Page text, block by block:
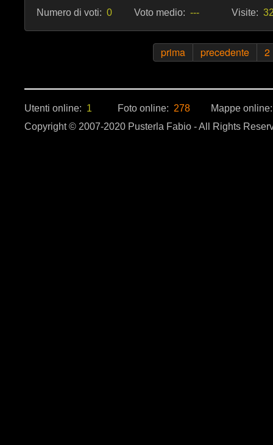
Numero di voti: 0 Voto medio: --- Visite:
prima precedente 2
Utenti online: 1 Foto online: 278
Mappe
Copyright © 2007-2020 Pusterla Fabio - All Rights